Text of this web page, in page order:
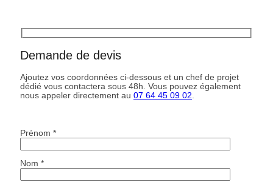
Demande de devis
Ajoutez vos coordonnées ci-dessous et un chef de projet
dédié vous contactera sous 48h. Vous pouvez également
nous appeler directement au 07 64 45 09 02
Prénom *
Nom *